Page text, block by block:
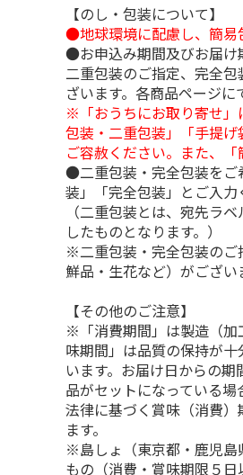
【のし・包装について】
●地球環境に配慮し、簡易
●お申込み期間及びお届け
二重包装のご指定、完全
ざいます。各商品ページに
※「おうちにお取り寄せ」
包装・二重包装」「手提
ご容赦ください。また、「
●二重包装・完全包装をご
装」「完全包装」とご入力
（二重包装とは、宛先ラ
したものとなります。）
※二重包装・完全包装のご
鮮品・生花など）がござ
【その他のご注意】
※「消費期間」は製造（加
味期間」は品質の保持が
います。お届け日からの
品がセットになっている場
法律に基づく賞味（消費
ます。
※島しょ（東京都・鹿児島
もの（消費・賞味期限５